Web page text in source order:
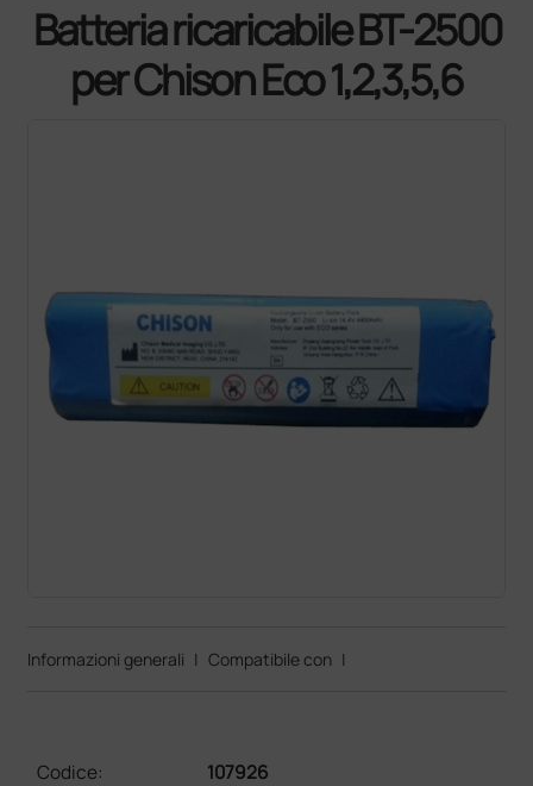
Batteria ricaricabile BT-2500
per Chison Eco 1,2,3,5,6
Informazioni generali | Compatibile con |
Codice:
107926